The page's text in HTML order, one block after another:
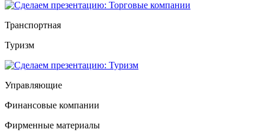
Транспортная
Туризм
Управляющие
Финансовые компании
Фирменные материалы